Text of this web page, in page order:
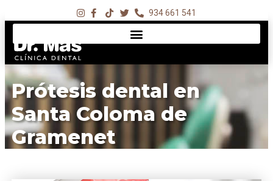
934 661 541
Prótesis dental en
Santa Coloma de
Gramenet